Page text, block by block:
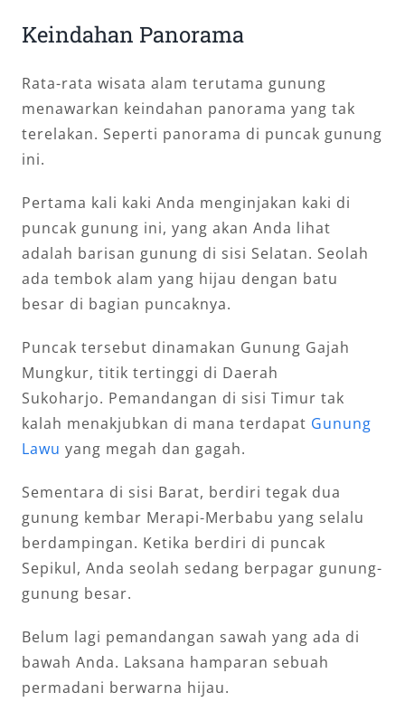
Keindahan Panorama
Rata-rata wisata alam terutama gunung
menawarkan keindahan panorama yang tak
terelakan. Seperti panorama di puncak gunung
ini.
Pertama kali kaki Anda menginjakan kaki di
puncak gunung ini, yang akan Anda lihat
adalah barisan gunung di sisi Selatan. Seolah
ada tembok alam yang hijau dengan batu
besar di bagian puncaknya.
Puncak tersebut dinamakan Gunung Gajah
Mungkur, titik tertinggi di Daerah
Sukoharjo. Pemandangan di sisi Timur tak
kalah menakjubkan di mana terdapat Gunung
Lawu yang megah dan gagah.
Sementara di sisi Barat, berdiri tegak dua
gunung kembar Merapi-Merbabu yang selalu
berdampingan. Ketika berdiri di puncak
Sepikul, Anda seolah sedang berpagar gunung-
gunung besar.
Belum lagi pemandangan sawah yang ada di
bawah Anda. Laksana hamparan sebuah
permadani berwarna hijau.